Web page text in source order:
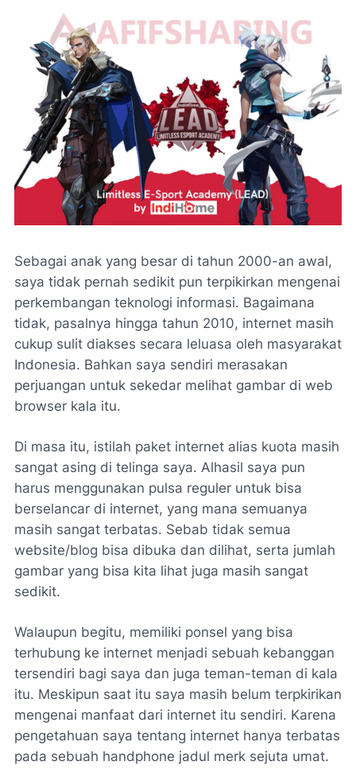
Sebagai anak yang besar di tahun 2000-an awal,
saya tidak pernah sedikit pun terpikirkan mengenai
perkembangan teknologi informasi. Bagaimana
tidak, pasalnya hingga tahun 2010, internet masih
cukup sulit diakses secara leluasa oleh masyarakat
Indonesia. Bahkan saya sendiri merasakan
perjuangan untuk sekedar melihat gambar di web
browser kala itu.
Di masa itu, istilah paket internet alias kuota masih
sangat asing di telinga saya. Alhasil saya pun
harus menggunakan pulsa reguler untuk bisa
berselancar di internet, yang mana semuanya
masih sangat terbatas. Sebab tidak semua
website/blog bisa dibuka dan dilihat, serta jumlah
gambar yang bisa kita lihat juga masih sangat
sedikit.
Walaupun begitu, memiliki ponsel yang bisa
terhubung ke internet menjadi sebuah kebanggan
tersendiri bagi saya dan juga teman-teman di kala
itu. Meskipun saat itu saya masih belum terpkirikan
mengenai manfaat dari internet itu sendiri. Karena
pengetahuan saya tentang internet hanya terbatas
pada sebuah handphone jadul merk sejuta umat.